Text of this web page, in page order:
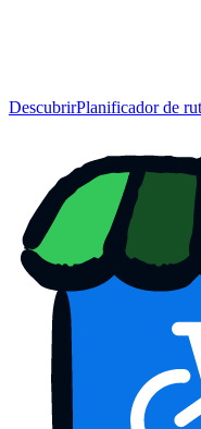
DescubrirPlanificador de